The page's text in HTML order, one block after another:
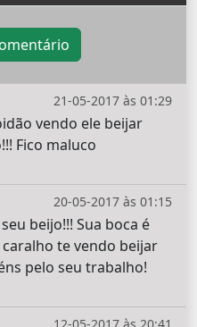
21-05-2017 às 01:29
vendo ele beijar
Fico maluco
20-05-2017 às 01:15
beijo!!! Sua boca é
te vendo beijar
pelo seu trabalho!